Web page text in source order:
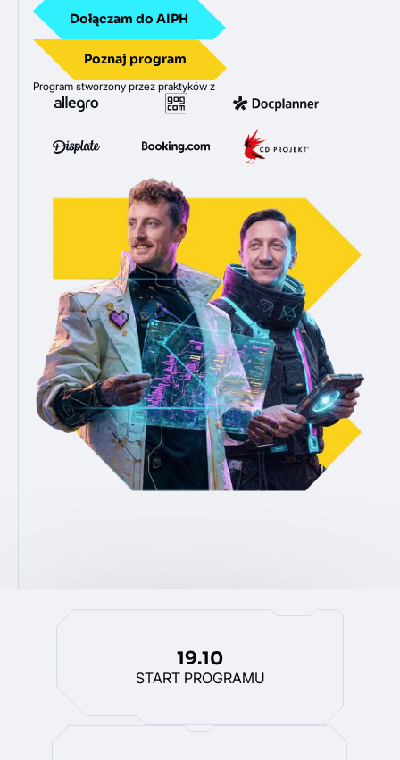
Dołączam do AIPH
Poznaj program
Program stworzony przez praktyków z
19.10
START PROGRAMU